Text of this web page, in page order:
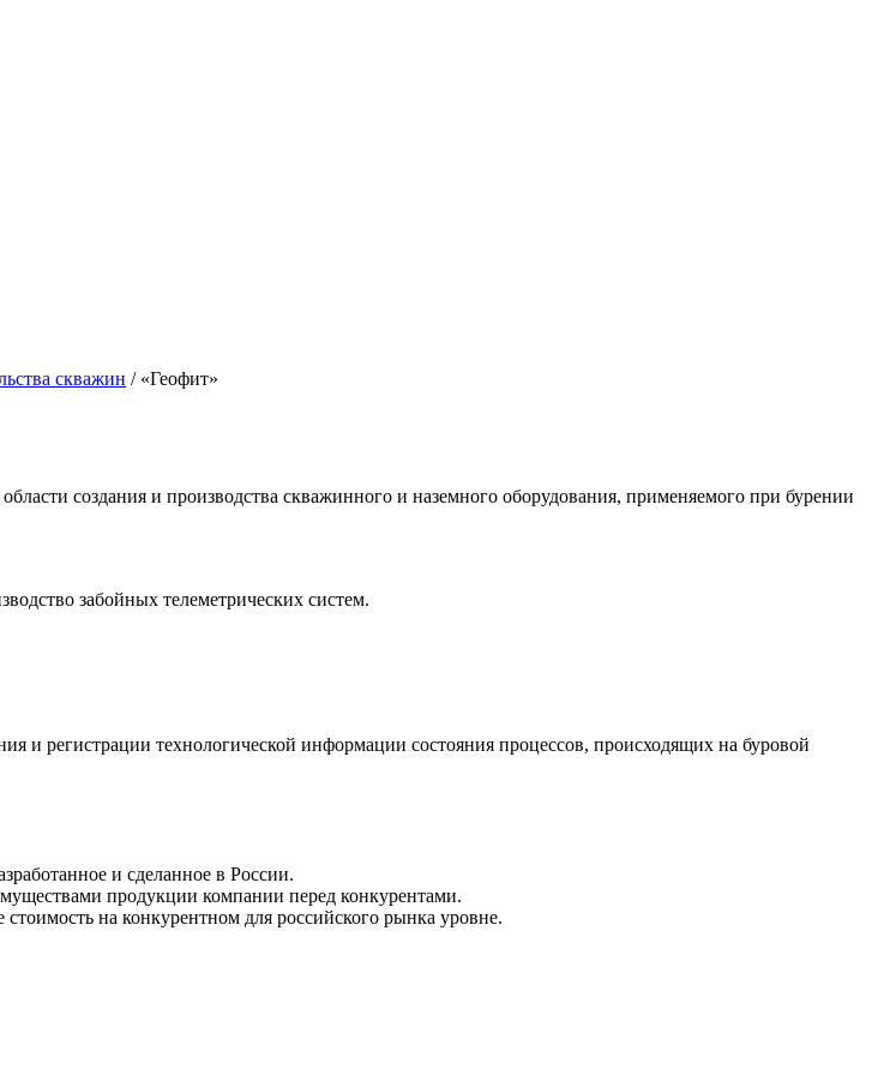
скважин / «Геофит»
создания и производства скважинного и наземного оборудования, применяемого при бурении
забойных телеметрических систем.
и регистрации технологической информации состояния процессов, происходящих на буровой
и сделанное в России.
продукции компании перед конкурентами.
на конкурентном для российского рынка уровне.